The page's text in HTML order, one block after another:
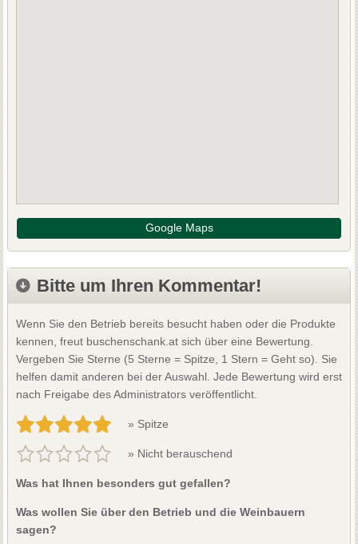
Google Maps
Bitte um Ihren Kommentar!
Wenn Sie den Betrieb bereits besucht haben oder die Produkte
kennen, freut buschenschank.at sich über eine Bewertung.
Vergeben Sie Sterne (5 Sterne = Spitze, 1 Stern = Geht so). Sie
helfen damit anderen bei der Auswahl. Jede Bewertung wird erst
nach Freigabe des Administrators veröffentlicht.
» Spitze
» Nicht berauschend
Was hat Ihnen besonders gut gefallen?
Was wollen Sie über den Betrieb und die Weinbauern
sagen?